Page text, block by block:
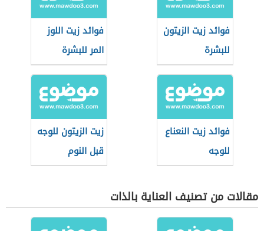
فوائد زيت الزيتون
للبشرة
فوائد زيت اللوز
المر للبشرة
فوائد زيت النعناع
للوجه
زيت الزيتون للوجه
قبل النوم
مقالات من تصنيف العناية بالذات